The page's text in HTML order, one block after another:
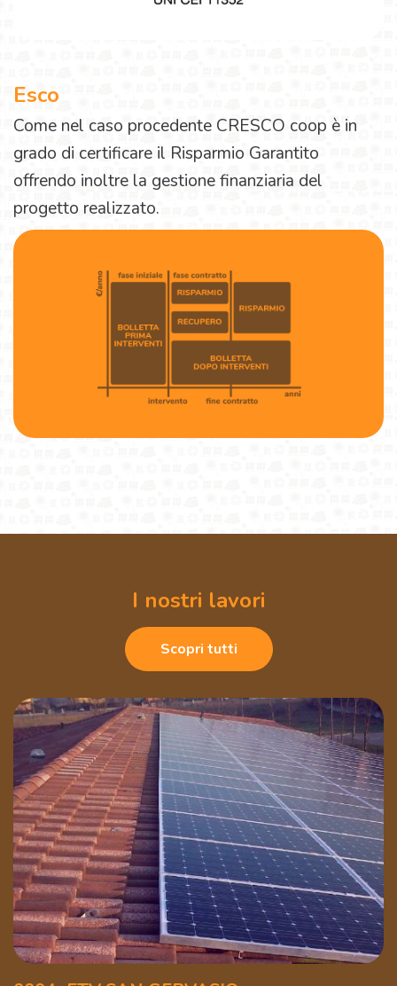
Esco
Come nel caso procedente CRESCO coop è in
grado di certificare il Risparmio Garantito
offrendo inoltre la gestione finanziaria del
progetto realizzato.
I nostri lavori
Scopri tutti